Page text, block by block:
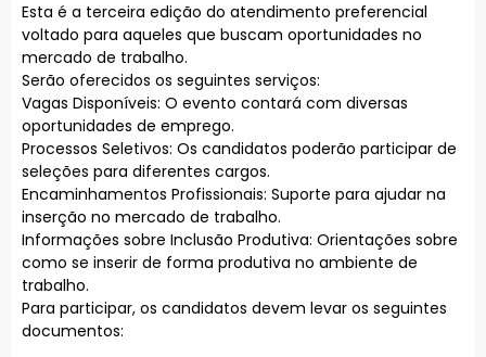
Esta é a terceira edição do atendimento preferencial
voltado para aqueles que buscam oportunidades no
mercado de trabalho.
Serão oferecidos os seguintes serviços:
Vagas Disponíveis: O evento contará com diversas
oportunidades de emprego.
Processos Seletivos: Os candidatos poderão participar de
seleções para diferentes cargos.
Encaminhamentos Profissionais: Suporte para ajudar na
inserção no mercado de trabalho.
Informações sobre Inclusão Produtiva: Orientações sobre
como se inserir de forma produtiva no ambiente de
trabalho.
Para participar, os candidatos devem levar os seguintes
documentos: